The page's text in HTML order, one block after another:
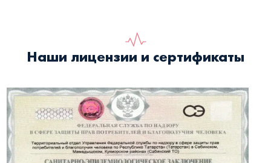
Наши лицензии и сертификаты